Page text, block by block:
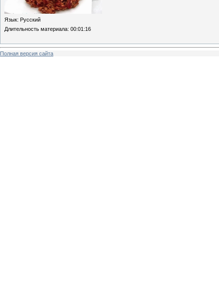
Язык: Русский
Длительность материала: 00:01:16
Полная версия сайта